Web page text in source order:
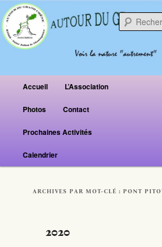
Menu principal
Aller au contenu principal
Aller au contenu secondaire
Accueil L’Association
Photos Contact
Prochaines Activités
Calendrier
ARCHIVES PAR MOT-CLÉ :PONT
2020